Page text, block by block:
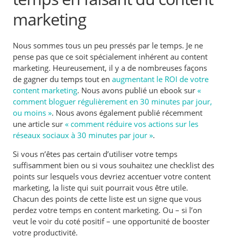
marketing
Nous sommes tous un peu pressés par le temps. Je ne
pense pas que ce soit spécialement inhérent au content
marketing. Heureusement, il y a de nombreuses façons
de gagner du temps tout enaugmentant le ROI de votre
content marketing. Nous avons publié un ebook sur«
comment bloguer régulièrement en 30 minutes par jour,
ou moins ». Nous avons également publié récemment
une article sur« comment réduire vos actions sur les
réseaux sociaux à 30 minutes par jour ».
Si vous n’êtes pas certain d’utiliser votre temps
suffisamment bien ou si vous souhaitez une checklist des
points sur lesquels vous devriez accentuer votre content
marketing, la liste qui suit pourrait vous être utile.
Chacun des points de cette liste est un signe que vous
perdez votre temps en content marketing. Ou – si l’on
veut le voir du coté positif – une opportunité de booster
votre productivité.